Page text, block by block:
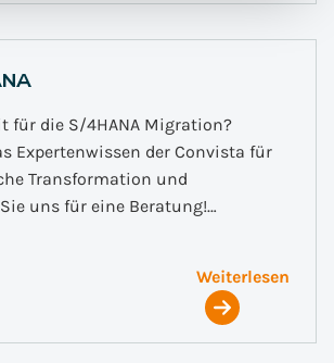
für die S/4HANA Migration?
Expertenwissen der Convista für
Transformation und
uns für eine Beratung!…
Weiterlesen